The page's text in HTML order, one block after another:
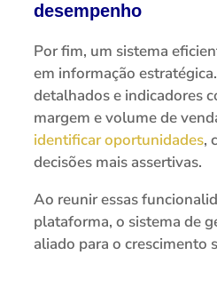
desempenho
Por fim, um sistema
em informação
detalhados e indicadores
margem e volume de
identificar oportunidades,
decisões mais assertivas.
Ao reunir essas
plataforma, o sistema de
aliado para o crescimento